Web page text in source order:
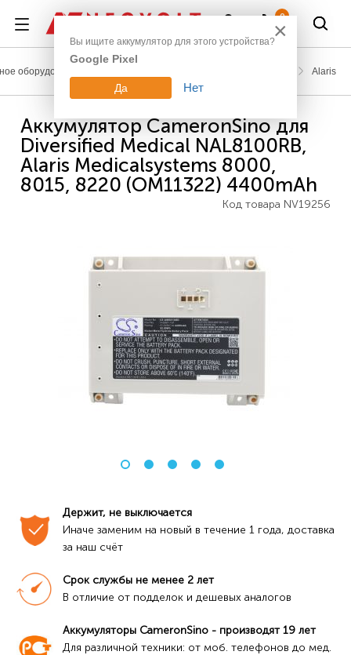
0
оборудование Alaris
Аккумулятор CameronSino для
Diversified Medical NAL8100RB,
Alaris Medicalsystems 8000,
8015, 8220 (OM11322) 4400mAh
Код товара NV19256
Держит, не выключается
Иначе заменим на новый в течение 1 года, доставка
за наш счёт
Срок службы не менее 2 лет
В отличие от подделок и дешевых аналогов
Аккумуляторы CameronSino - производят 19 лет
Для различной техники: от моб. телефонов до мед.
×
Вы ищите аккумулятор для этого устройства?
Google Pixel
Да Нет